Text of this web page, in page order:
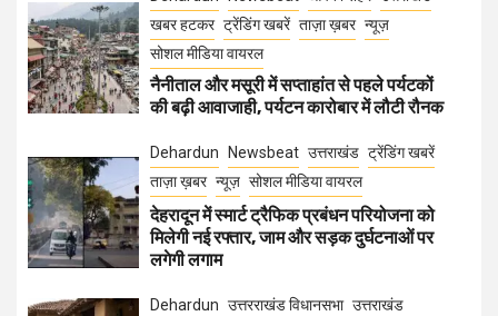
खबर हटकर ट्रेंडिंग खबरें ताज़ा ख़बर न्यूज़
सोशल मीडिया वायरल
नैनीताल और मसूरी में सप्ताहांत से पहले पर्यटकों
की बढ़ी आवाजाही, पर्यटन कारोबार में लौटी रौनक
Dehardun Newsbeat उत्तराखंड ट्रेंडिंग खबरें
ताज़ा ख़बर न्यूज़ सोशल मीडिया वायरल
देहरादून में स्मार्ट ट्रैफिक प्रबंधन परियोजना को
मिलेगी नई रफ्तार, जाम और सड़क दुर्घटनाओं पर
लगेगी लगाम
Dehardun उत्तरराखंड विधानसभा उत्तराखंड